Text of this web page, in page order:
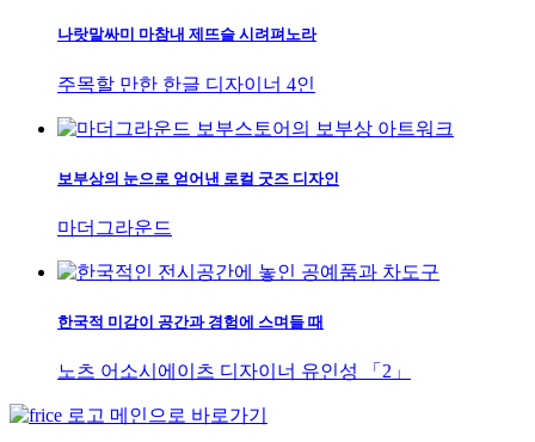
나랏말싸미 마참내 제뜨슬 시려펴노라
주목할 만한 한글 디자이너 4인
보부상의 눈으로 얻어낸 로컬 굿즈 디자인
마더그라운드
한국적 미감이 공간과 경험에 스며들 때
노츠 어소시에이츠 디자이너 유인성 「2」